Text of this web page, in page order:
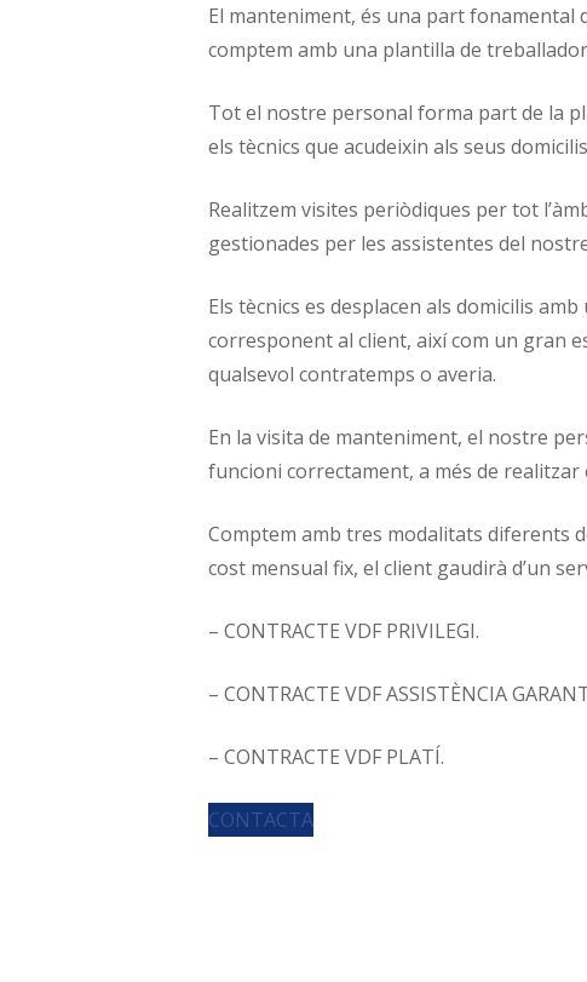
El manteniment, és una part fonamental
comptem amb una plantilla de
Tot el nostre personal forma part de la
els tècnics que acudeixin als seus
Realitzem visites periòdiques per tot
gestionades per les assistentes del
Els tècnics es desplacen als domicilis
corresponent al client, així com un gran
qualsevol contratemps o averia.
En la visita de manteniment, el nostre
funcioni correctament, a més de
Comptem amb tres modalitats diferents
cost mensual fix, el client gaudirà d’un
– CONTRACTE VDF PRIVILEGI.
– CONTRACTE VDF ASSISTÈNCIA
– CONTRACTE VDF PLATÍ.
CONTACTA